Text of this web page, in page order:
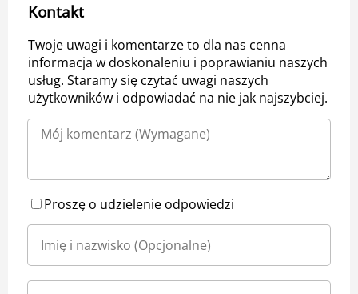
Kontakt
Twoje uwagi i komentarze to dla nas cenna
informacja w doskonaleniu i poprawianiu naszych
usług. Staramy się czytać uwagi naszych
użytkowników i odpowiadać na nie jak najszybciej.
Proszę o udzielenie odpowiedzi